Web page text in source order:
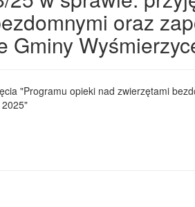
oraz
Gminy
"Programu opieki nad zwierzętami